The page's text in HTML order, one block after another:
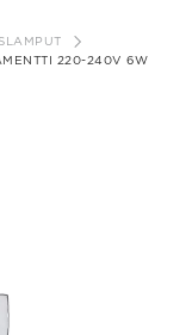
220-240V 6W